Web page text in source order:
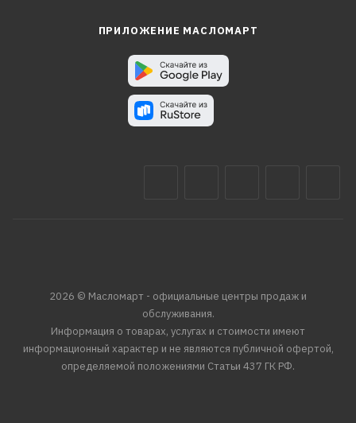
ПРИЛОЖЕНИЕ МАСЛОМАРТ
2026 © Масломарт - официальные центры продаж и
обслуживания.
Информация о товарах, услугах и стоимости имеют
информационный характер и не являются публичной офертой,
определяемой положениями Статьи 437 ГК РФ.